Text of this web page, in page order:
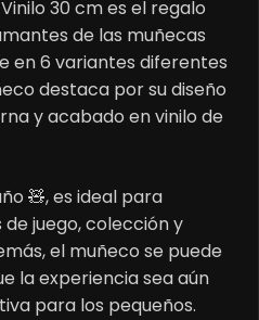
30 cm es el regalo
de las muñecas
en 6 variantes diferentes
destaca por su diseño
y acabado en vinilo de
🧸, es ideal para
juego, colección y
el muñeco se puede
la experiencia sea aún
para los pequeños.